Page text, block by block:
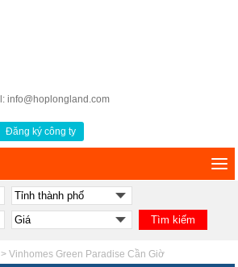
info@hoplongland.com
Đăng ký công ty
>Vinhomes Green Paradise Cần Giờ